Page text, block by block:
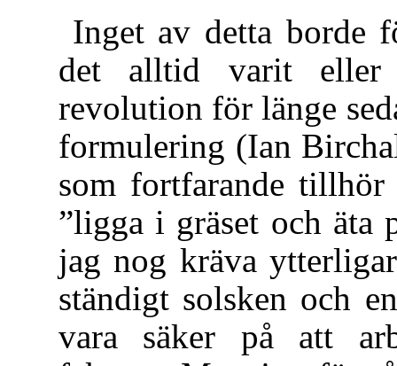
Inget av detta borde
det alltid varit
revolution för länge
formulering (Ian
som fortfarande tillhör
”ligga i gräset och äta
jag nog kräva
ständigt solsken och
vara säker på att